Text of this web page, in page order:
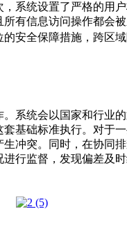
系统设置了严格的用
有信息访问操作都会
安全保障措施，跨
系统会以国家和行业
基础标准执行。对于
冲突。同时，在协同
行监督，发现偏差及